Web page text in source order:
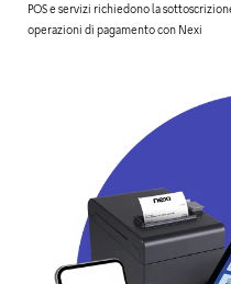
POS e servizi richiedono la
operazioni di pagamento con Nexi